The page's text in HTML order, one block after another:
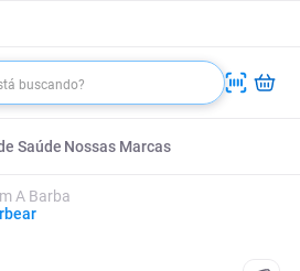
Saúde Nossas Marcas
A Barba